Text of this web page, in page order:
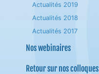
Actualités 2019
Actualités 2018
Actualités 2017
Nos webinaires
Retour sur nos colloques